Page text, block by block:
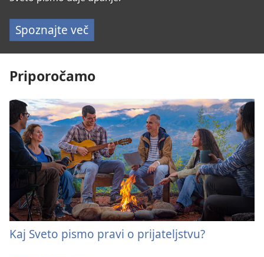
Spoznajte več
Priporočamo
Kaj Sveto pismo pravi o prijateljstvu?